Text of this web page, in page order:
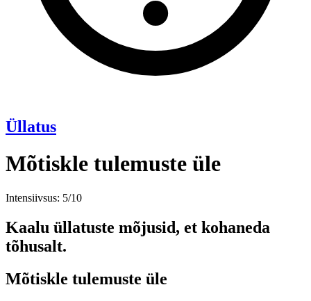
Üllatus
Mõtiskle tulemuste üle
Intensiivsus: 5/10
Kaalu üllatuste mõjusid, et kohaneda
tõhusalt.
Mõtiskle tulemuste üle